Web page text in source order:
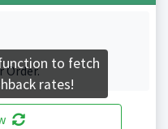
Order.
to fetch
rates!